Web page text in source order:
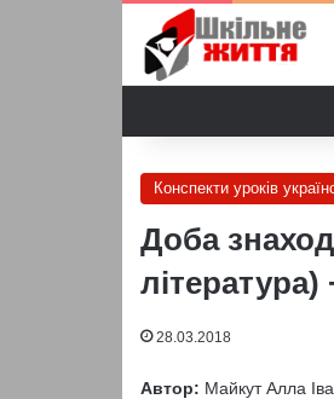
Конспекти уроків
Доба
література)
28.03.2018
Автор: Майкут Алла